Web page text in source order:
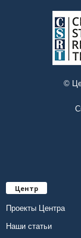
©
Центр
Проекты Центра
Наши статьи